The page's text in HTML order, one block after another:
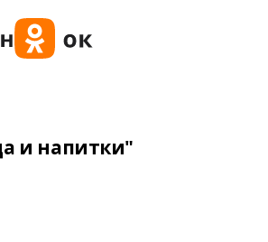
и напитки"